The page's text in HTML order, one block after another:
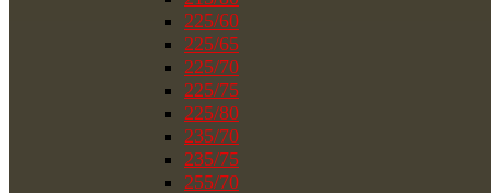
225/60
225/65
225/70
225/75
225/80
235/70
235/75
255/70